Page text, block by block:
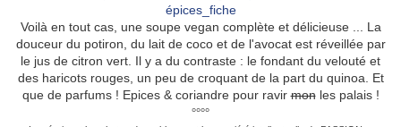
Voilà en tout cas, une soupe vegan complète et délicieuse ... La
douceur du potiron, du lait de coco et de l'avocat est réveillée par
le jus de citron vert. Il y a du contraste : le fondant du velouté et
des haricots rouges, un peu de croquant de la part du quinoa. Et
que de parfums ! Epices & coriandre pour ravirmonles palais !
°°°°